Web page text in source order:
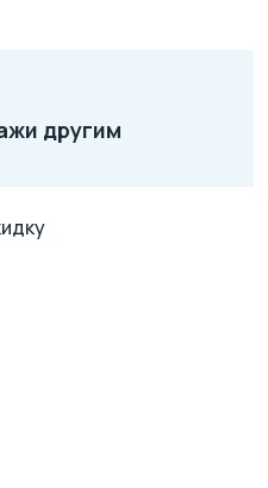
другим